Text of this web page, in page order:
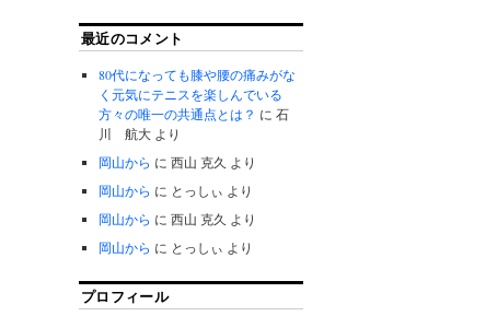
最近のコメント
80代になっても膝や腰の痛みがな
く元気にテニスを楽しんでいる
方々の唯一の共通点とは？ に石
川 航大 より
岡山から に西山 克久 より
岡山から に とっしぃ より
岡山から に西山 克久 より
岡山から に とっしぃ より
プロフィール